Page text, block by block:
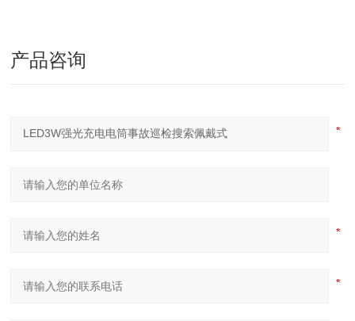
产品咨询